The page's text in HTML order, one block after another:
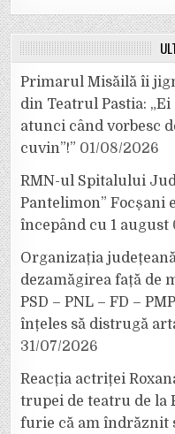
Primarul Misăilă îi
din Teatrul Pastia:
atunci când vorbesc
cuvin”!” 01/08/2026
RMN-ul Spitalului
Pantelimon” Focșani
începând cu 1 august
Organizația
dezamăgirea față de
PSD – PNL – FD –
înțeles să distrugă
31/07/2026
Reacția actriței
trupei de teatru de la
furie că am îndrăznit